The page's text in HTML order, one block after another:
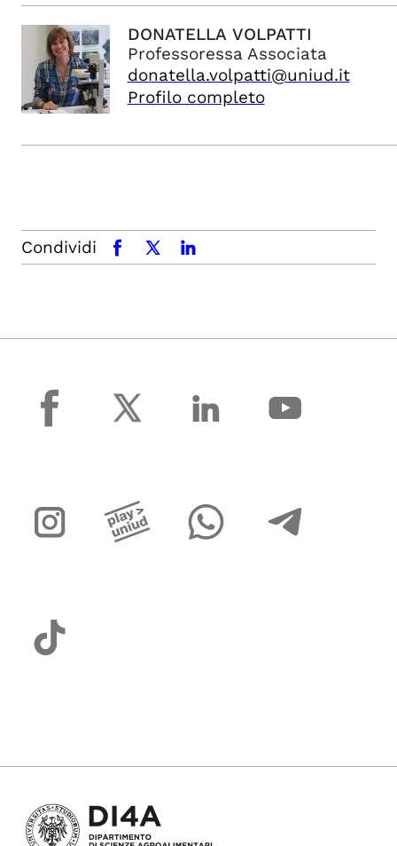
DONATELLA VOLPATTI
Professoressa Associata
donatella.volpatti@uniud.it
Profilo completo
Condividi facebookx.comlinkedin
facebook